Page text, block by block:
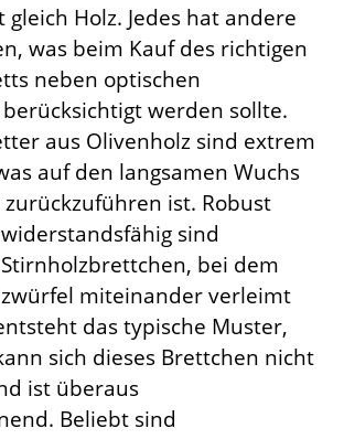
gleich Holz. Jedes hat andere
was beim Kauf des richtigen
neben optischen
werden sollte.
aus Olivenholz sind extrem
auf den langsamen Wuchs
zurückzuführen ist. Robust
sind
bei dem
miteinander verleimt
das typische Muster,
sich dieses Brettchen nicht
ist überaus
Beliebt sind